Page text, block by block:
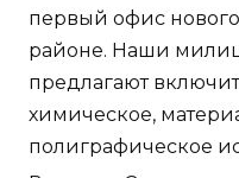
первый офис
районе. Наши
предлагают
химическое,
полиграфическое